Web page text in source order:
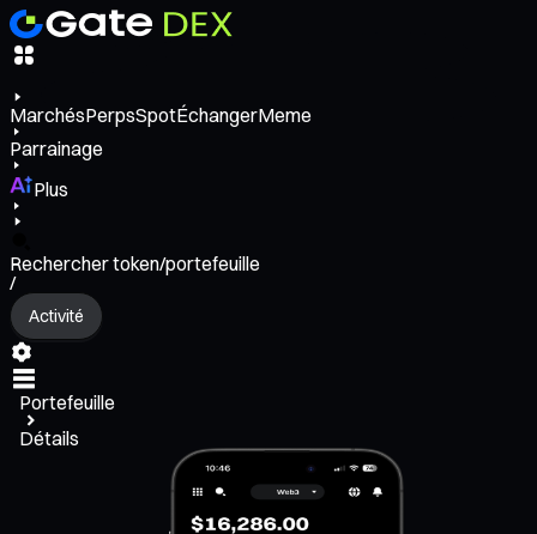
MarchésPerpsSpotÉchangerMeme
Parrainage
Plus
Rechercher token/portefeuille
/
Activité
Portefeuille
Détails